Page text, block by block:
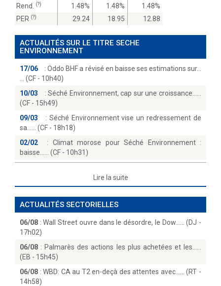
Rend.
(?) 1.48% 1.48%
1.48%
PER (?) 29.24 18.95 12.88
ACTUALITÉS SUR LE TITRE SECHE
ENVIRONNEMENT
17/06 :Oddo BHF a révisé en baisse ses estimations sur...
(CF - 10h40)
10/03
:Séché Environnement, cap sur une croissance...
(CF - 15h49)
09/03
: Séché Environnement vise un redressement de
sa...… (CF - 18h18)
02/02
: Climat morose pour Séché Environnement :
baisse...… (CF - 10h31)
Lire la suite
ACTUALITÉS SECTORIELLES
06/08 :Wall Street ouvre dans le désordre, le Dow...… (DJ -
17h02)
06/08 : Palmarès des actions les plus achetées et les...
(EB - 15h45)
06/08 :WBD: CA au T2 en-deçà des attentes avec...… (RT -
14h58)